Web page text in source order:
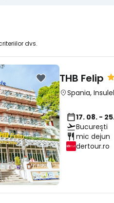
dvs.
THB Felip
Spania,
17. 08. -
București
mic dejun
dertour.ro
... comunitatea